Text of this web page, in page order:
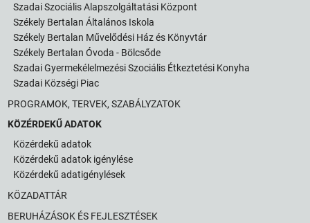
Szadai Szociális Alapszolgáltatási Központ
Székely Bertalan Általános Iskola
Székely Bertalan Művelődési Ház és Könyvtár
Székely Bertalan Óvoda - Bölcsőde
Szadai Gyermekélelmezési Szociális Étkeztetési Konyha
Szadai Községi Piac
PROGRAMOK, TERVEK, SZABÁLYZATOK
KÖZÉRDEKŰ ADATOK
Közérdekű adatok
Közérdekű adatok igénylése
Közérdekű adatigénylések
KÖZADATTÁR
BERUHÁZÁSOK ÉS FEJLESZTÉSEK